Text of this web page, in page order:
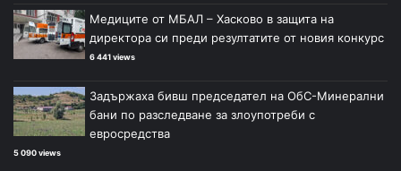
Медиците от МБАЛ – Хасково в защита на
директора си преди резултатите от новия конкурс
6 441 views
Задържаха бивш председател на ОбС-Минерални
бани по разследване за злоупотреби с
евросредства
5 090 views